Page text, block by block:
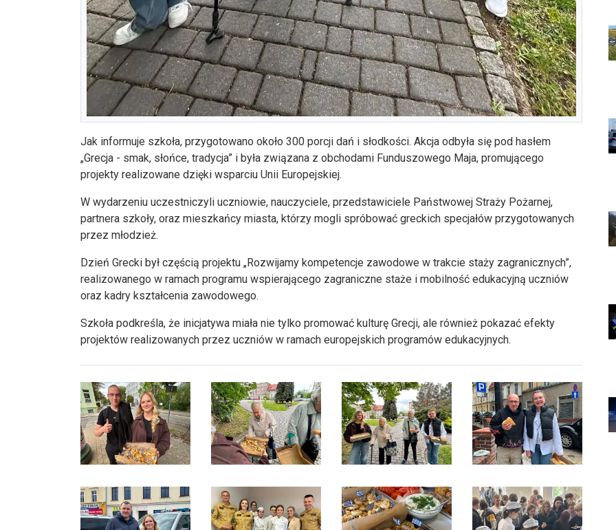
Jak informuje szkoła, przygotowano około 300 porcji dań i słodkości. Akcja odbyła się pod hasłem
„Grecja - smak, słońce, tradycja” i była związana z obchodami Funduszowego Maja, promującego
projekty realizowane dzięki wsparciu Unii Europejskiej.
W wydarzeniu uczestniczyli uczniowie, nauczyciele, przedstawiciele Państwowej Straży Pożarnej,
partnera szkoły, oraz mieszkańcy miasta, którzy mogli spróbować greckich specjałów przygotowanych
przez młodzież.
Dzień Grecki był częścią projektu „Rozwijamy kompetencje zawodowe w trakcie staży zagranicznych”,
realizowanego w ramach programu wspierającego zagraniczne staże i mobilność edukacyjną uczniów
oraz kadry kształcenia zawodowego.
Szkoła podkreśla, że inicjatywa miała nie tylko promować kulturę Grecji, ale również pokazać efekty
projektów realizowanych przez uczniów w ramach europejskich programów edukacyjnych.